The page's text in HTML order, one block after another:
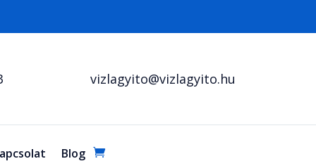
vizlagyito@vizlagyito.hu
Blog